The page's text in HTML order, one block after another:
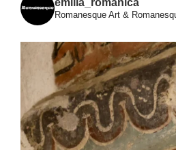
Romanesque Art &